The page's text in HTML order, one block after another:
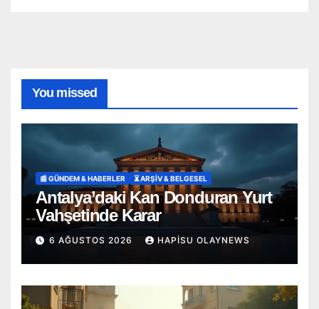
You missed
📰 GÜNDEM & HABERLER ⏳ ARŞİV & BELGESEL
Antalya’daki Kan Donduran Yurt
Vahşetinde Karar
6 AĞUSTOS 2026 HAPISU OLAYNEWS